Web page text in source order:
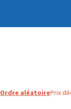
Ordre aléatoirePrix